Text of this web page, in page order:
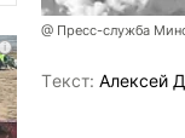
@ Пресс-служба
Tекст: Алексей